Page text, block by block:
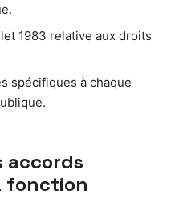
1983 relative aux droits
spécifiques à chaque
accords
fonction